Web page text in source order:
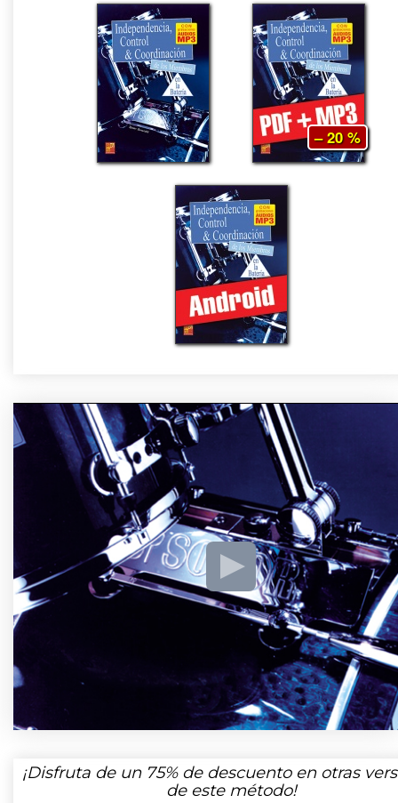
– 20 %
¡Disfruta de un 75%de descuento en otras
de este método!